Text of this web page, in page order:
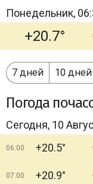
Понедельник,
+20.7°
7 дней 10 дней
Погода
Сегодня, 10
06:00 +20.5°
07:00 +20.9°